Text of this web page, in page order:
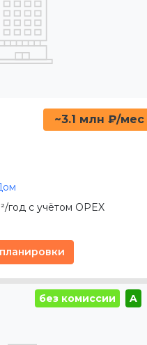
~3.1 млн ₽/мес
год с учётом OPEX
без комиссии A